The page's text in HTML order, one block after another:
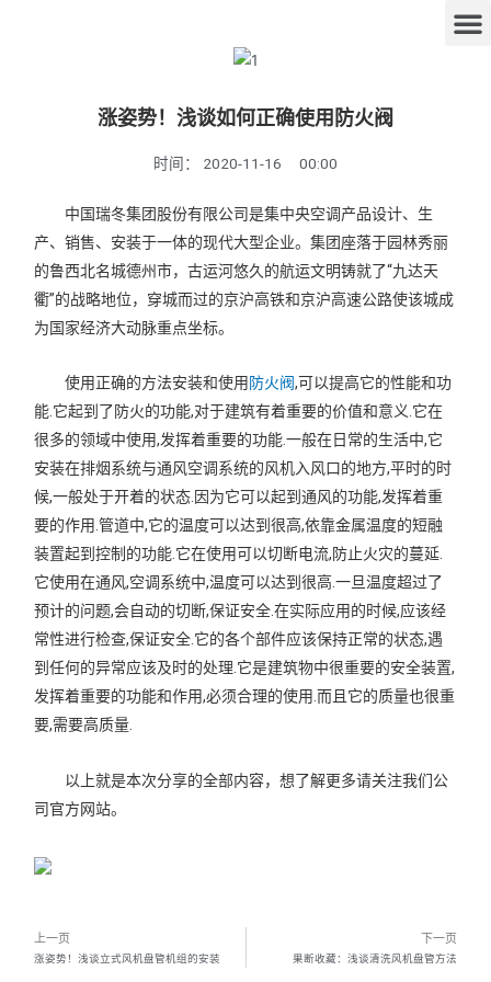
涨姿势！浅谈如何正确使用防火阀
时间： 2020-11-16 00:00
中国瑞冬集团股份有限公司是集中央空调产品设计、生
产、销售、安装于一体的现代大型企业。集团座落于园林秀丽
的鲁西北名城德州市，古运河悠久的航运文明铸就了“九达天
衢”的战略地位，穿城而过的京沪高铁和京沪高速公路使该城成
为国家经济大动脉重点坐标。
使用正确的方法安装和使用 防火阀,可以提高它的性能和功
能.它起到了防火的功能,对于建筑有着重要的价值和意义.它在
很多的领域中使用,发挥着重要的功能.一般在日常的生活中,它
安装在排烟系统与通风空调系统的风机入风口的地方,平时的时
候,一般处于开着的状态.因为它可以起到通风的功能,发挥着重
要的作用.管道中,它的温度可以达到很高,依靠金属温度的短融
装置起到控制的功能.它在使用可以切断电流,防止火灾的蔓延.
它使用在通风,空调系统中,温度可以达到很高.一旦温度超过了
预计的问题,会自动的切断,保证安全.在实际应用的时候,应该经
常性进行检查,保证安全.它的各个部件应该保持正常的状态,遇
到任何的异常应该及时的处理.它是建筑物中很重要的安全装置,
发挥着重要的功能和作用,必须合理的使用.而且它的质量也很重
要,需要高质量.
以上就是本次分享的全部内容，想了解更多请关注我们公
司官方网站。
上一页
涨姿势！浅谈立式风机盘管机组的安装
下一页
果断收藏：浅谈清洗风机盘管方法